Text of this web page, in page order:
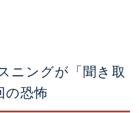
ニングが「聞き取
の恐怖